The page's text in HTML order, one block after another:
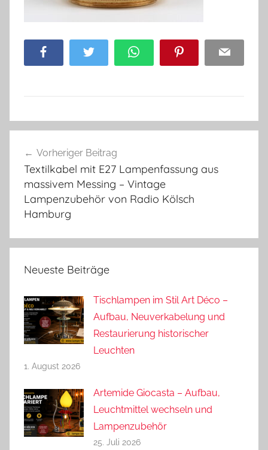
Facebook Twitter WhatsApp Pinterest Email
Vorheriger Beitrag
Textilkabel mit E27 Lampenfassung aus
massivem Messing – Vintage
Lampenzubehör von Radio Kölsch
Hamburg
Neueste Beiträge
Tischlampen im Stil Art Déco –
Aufbau, Neuverkabelung und
Restaurierung historischer
Leuchten
1. August 2026
Artemide Giocasta – Aufbau,
Leuchtmittel wechseln und
Lampenzubehör
25. Juli 2026